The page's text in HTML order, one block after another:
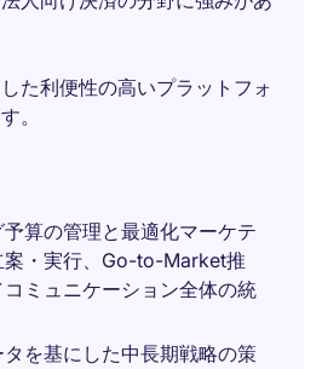
た利便性の高いプラットフォ
。
算の管理と最適化マーケテ
案・実行、Go-to-Market推
ミュニケーション全体の統
を基にした中長期戦略の策